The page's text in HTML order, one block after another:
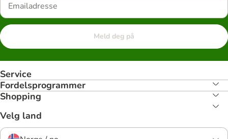
Meld deg på
Service
Fordelsprogrammer
Shopping
Velg land